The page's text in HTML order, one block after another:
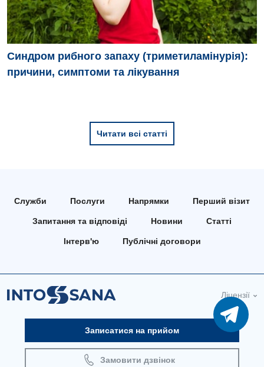
Синдром рибного запаху (триметиламінурія):
причини, симптоми та лікування
Читати всі статті
Служби Послуги Напрямки Перший візит
Запитання та відповіді Новини Статті
Інтерв'ю Публічні договори
Ліцензії
Записатися на прийом
Замовити дзвінок